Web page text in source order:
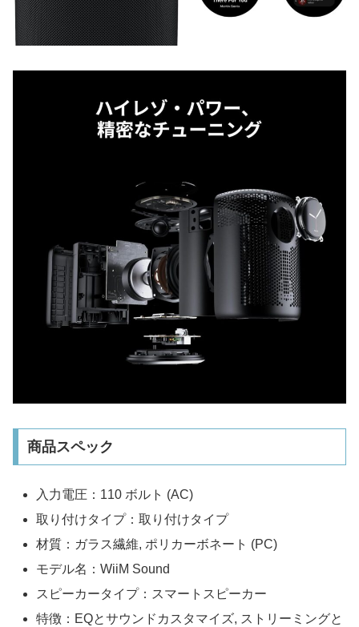
商品スペック
入力電圧：110 ボルト (AC)
取り付けタイプ：取り付けタイプ
材質：ガラス繊維, ポリカーボネート (PC)
モデル名：WiiM Sound
スピーカータイプ：スマートスピーカー
特徴：EQとサウンドカスタマイズ, ストリーミングと